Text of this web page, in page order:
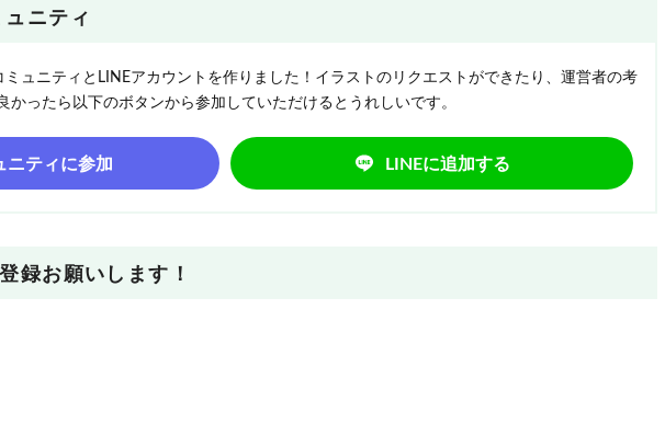
ニティ
ュニティとLINEアカウントを作りました！イラストのリクエストができたり、運営者の考
かったら以下のボタンから参加していただけるとうれしいです。
ニティに参加 LINEに追加する
録お願いします！